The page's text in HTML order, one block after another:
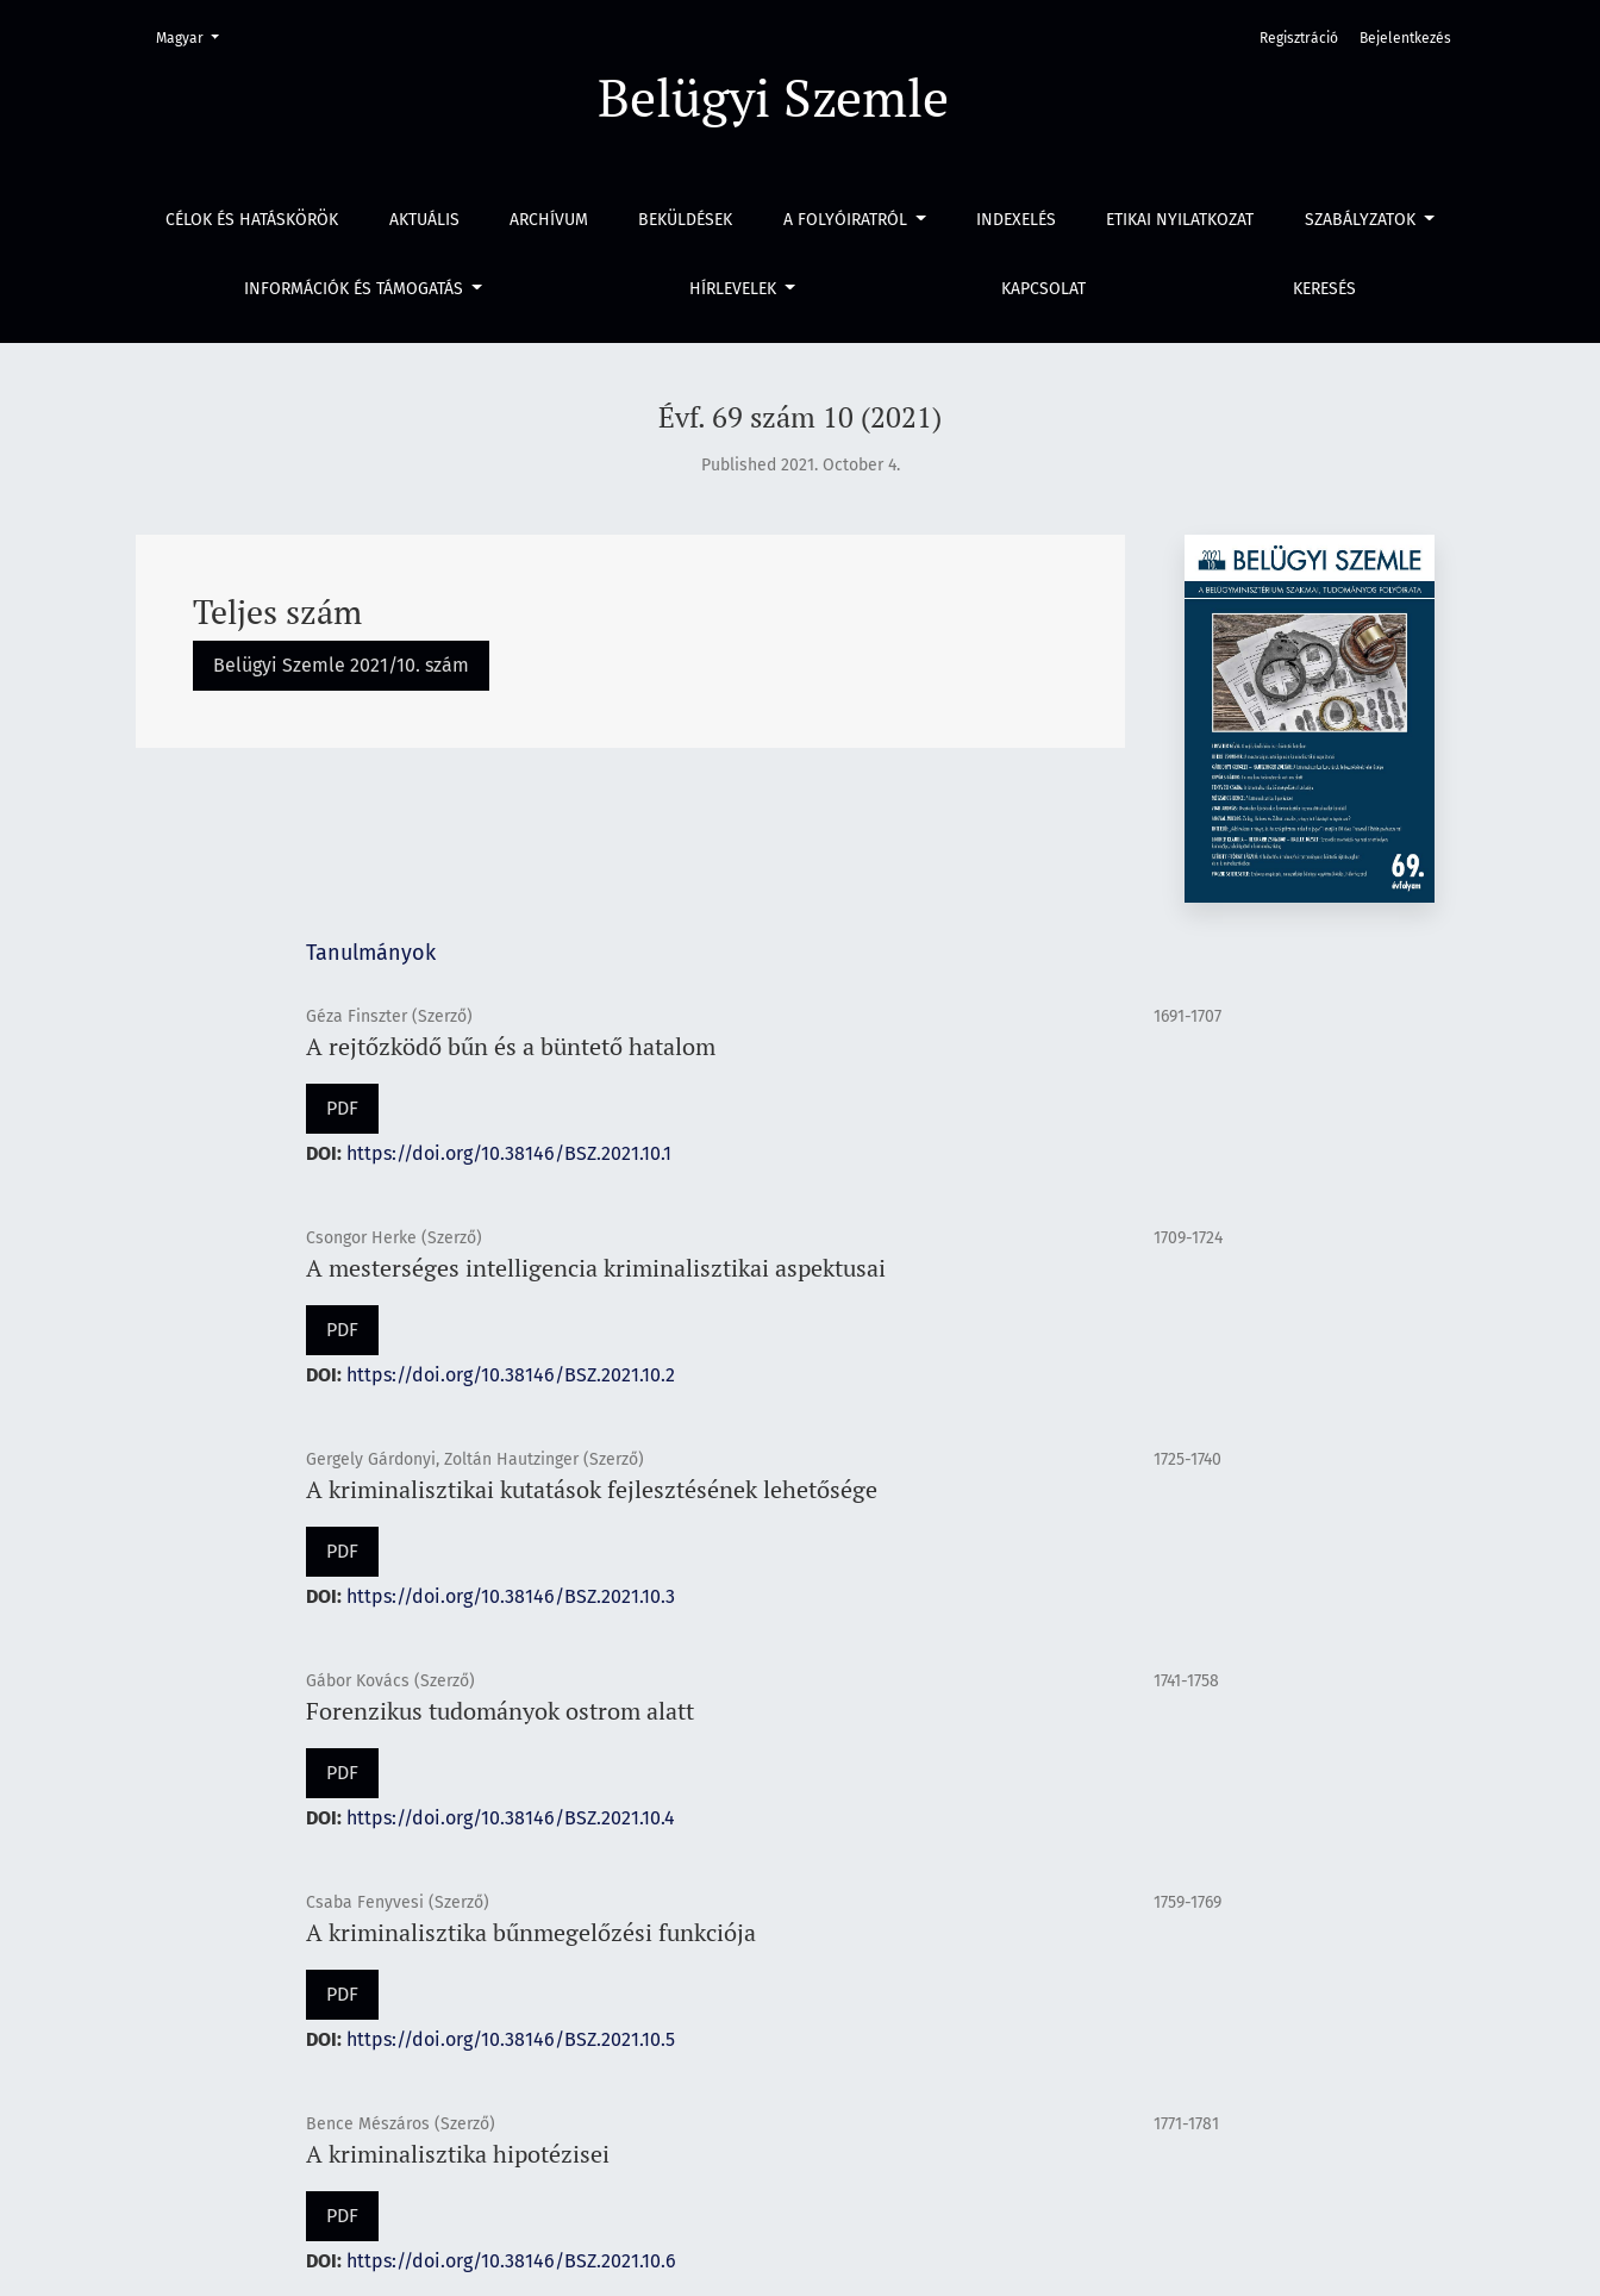
Évf. 69 szám 10 (2021)
Belügyi Szemle
CÉLOK ÉS HATÁSKÖRÖK AKTUÁLIS ARCHÍVUM BEKÜLDÉSEK A FOLYÓIRATRÓL INDEXELÉS ETIKAI NYILATKOZAT SZABÁLYZATOK
INFORMÁCIÓK ÉS TÁMOGATÁS HÍRLEVELEK KAPCSOLAT KERESÉS
Regisztráció Bejelentkezés
Change the language. The current language is:
Magyar
Évf. 69 szám 10 (2021)
Published 2021. October 4.
Teljes szám
Belügyi Szemle 2021/10. szám
Tanulmányok
Géza Finszter (Szerző) 1691-1707
A rejtőzködő bűn és a büntető hatalom
PDF
DOI: https://doi.org/10.38146/BSZ.2021.10.1
Csongor Herke (Szerző) 1709-1724
A mesterséges intelligencia kriminalisztikai aspektusai
PDF
DOI: https://doi.org/10.38146/BSZ.2021.10.2
Gergely Gárdonyi, Zoltán Hautzinger (Szerző) 1725-1740
A kriminalisztikai kutatások fejlesztésének lehetősége
PDF
DOI: https://doi.org/10.38146/BSZ.2021.10.3
Gábor Kovács (Szerző) 1741-1758
Forenzikus tudományok ostrom alatt
PDF
DOI: https://doi.org/10.38146/BSZ.2021.10.4
Csaba Fenyvesi (Szerző) 1759-1769
A kriminalisztika bűnmegelőzési funkciója
PDF
DOI: https://doi.org/10.38146/BSZ.2021.10.5
Bence Mészáros (Szerző) 1771-1781
A kriminalisztika hipotézisei
PDF
DOI: https://doi.org/10.38146/BSZ.2021.10.6